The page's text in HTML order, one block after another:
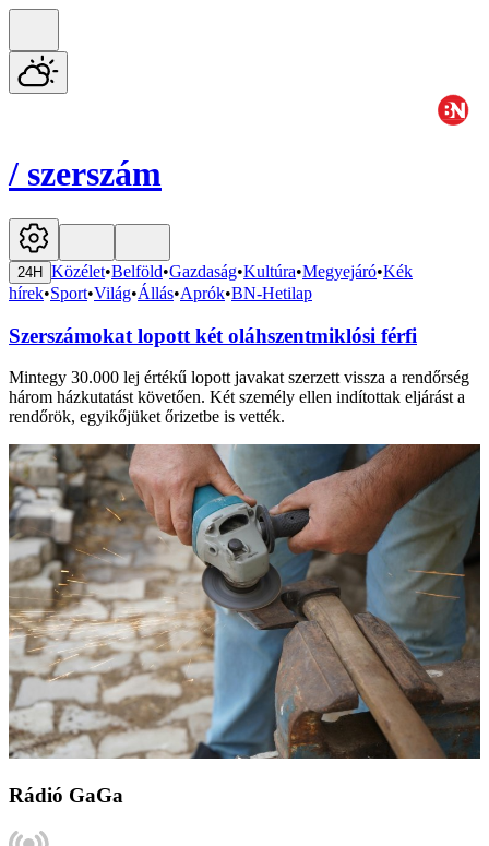
/ szerszám
24H Közélet•Belföld•Gazdaság•Kultúra•Megyejáró•Kék
hírek•Sport•Világ•Állás•Aprók•BN-Hetilap
Szerszámokat lopott két oláhszentmiklósi férfi
Mintegy 30.000 lej értékű lopott javakat szerzett vissza a rendőrség
három házkutatást követően. Két személy ellen indítottak eljárást a
rendőrök, egyikőjüket őrizetbe is vették.
Rádió GaGa